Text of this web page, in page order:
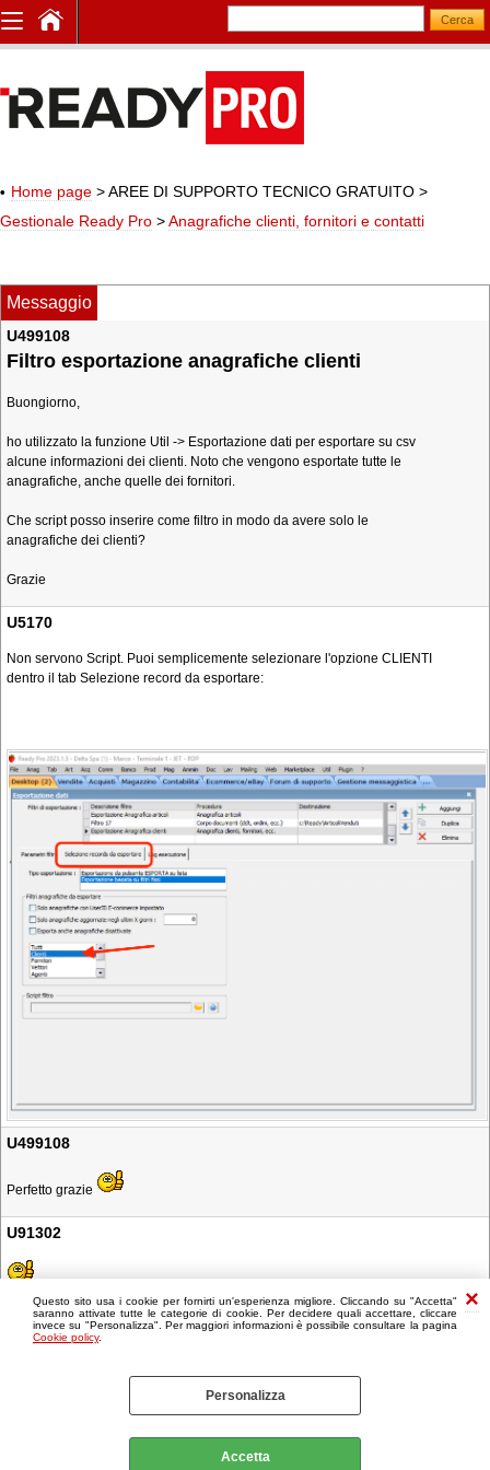
Questo sito usa i cookie per fornirti un'esperienza migliore. Cliccando su "Accetta"
saranno attivate tutte le categorie di cookie. Per decidere quali accettare, cliccare
invece su "Personalizza". Per maggiori informazioni è possibile consultare la pagina
Cookie policy.
Personalizza
Accetta
Home page > AREE DI SUPPORTO TECNICO GRATUITO >
Gestionale Ready Pro >Anagrafiche clienti, fornitori e contatti
Messaggio
U499108
Filtro esportazione anagrafiche clienti
Buongiorno,
ho utilizzato la funzione Util -> Esportazione dati per esportare su csv
alcune informazioni dei clienti. Noto che vengono esportate tutte le
anagrafiche, anche quelle dei fornitori.
Che script posso inserire come filtro in modo da avere solo le
anagrafiche dei clienti?
Grazie
U5170
Non servono Script. Puoi semplicemente selezionare l'opzione CLIENTI
dentro il tab Selezione record da esportare:
U499108
Perfetto grazie
U91302